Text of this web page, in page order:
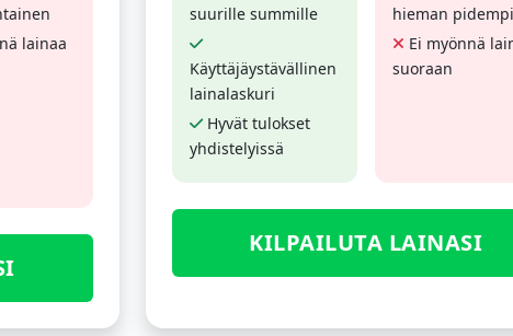
lainaa
suurille summille
Käyttäjäystävällinen
lainalaskuri
Hyvät tulokset
yhdistelyissä
hieman pidempi
Ei myönnä
suoraan
KILPAILUTA LAINASI